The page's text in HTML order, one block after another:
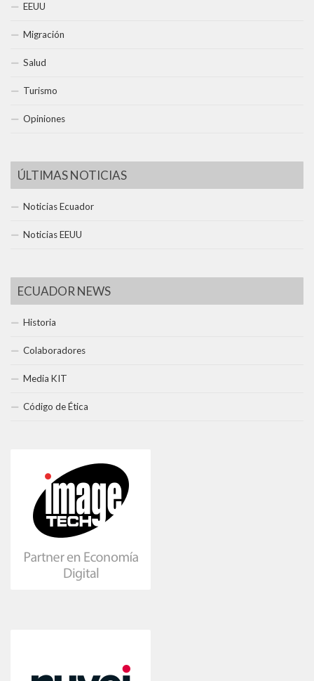
EEUU
Migración
Salud
Turismo
Opiniones
ÚLTIMAS NOTICIAS
Noticias Ecuador
Noticias EEUU
ECUADOR NEWS
Historia
Colaboradores
Media KIT
Código de Ética